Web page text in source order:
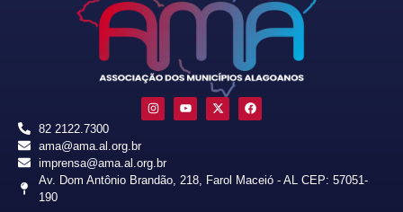
82 2122.7300
ama@ama.al.org.br
imprensa@ama.al.org.br
Av. Dom Antônio Brandão, 218, Farol Maceió - AL CEP: 57051-
190